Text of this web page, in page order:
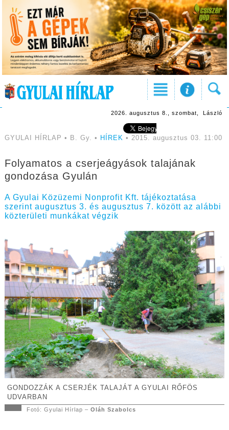
2026. augusztus 8., szombat, László
GYULAI HÍRLAP • B. Gy. • HÍREK • 2015. augusztus 03. 11:00
Folyamatos a cserjeágyások talajának
gondozása Gyulán
A Gyulai Közüzemi Nonprofit Kft. tájékoztatása
szerint augusztus 3. és augusztus 7. között az alábbi
közterületi munkákat végzik
GONDOZZÁK A CSERJÉK TALAJÁT A GYULAI RŐFÖS
UDVARBAN
Fotó: Gyulai Hírlap – Oláh Szabolcs